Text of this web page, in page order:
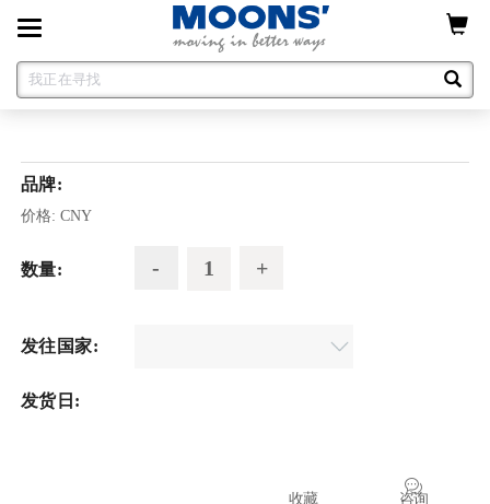
Toggle
navigation
品牌:
价格: CNY
数量:
发往国家:
发货日:
咨询
收藏